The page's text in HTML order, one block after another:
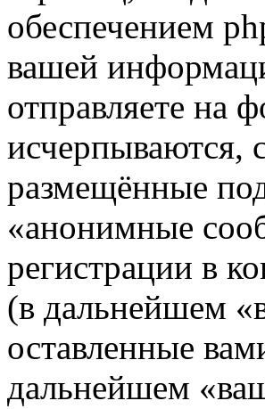
обеспечением
вашей
отправляете на
исчерпываются,
размещённые
«анонимные
регистрации в
(в дальнейшем
оставленные
дальнейшем